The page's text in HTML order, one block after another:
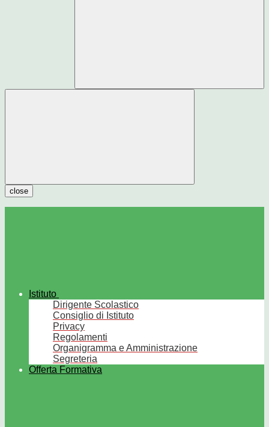
close
Istituto
Dirigente Scolastico
Consiglio di Istituto
Privacy
Regolamenti
Organigramma e Amministrazione
Segreteria
Offerta Formativa